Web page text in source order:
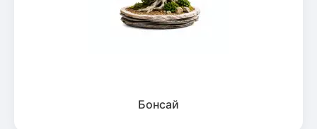
Бонсай